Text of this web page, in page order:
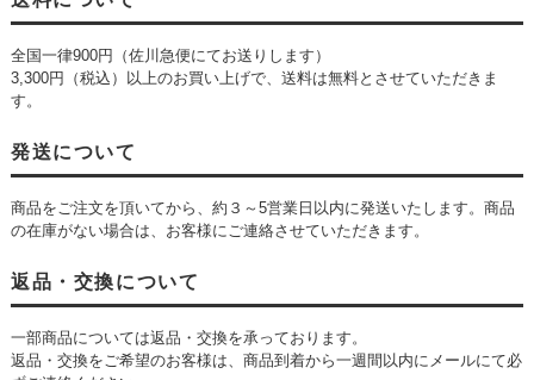
全国一律900円（佐川急便にてお送りします）
3,300円（税込）以上のお買い上げで、送料は無料とさせていただきま
す。
発送について
商品をご注文を頂いてから、約３～5営業日以内に発送いたします。商品
の在庫がない場合は、お客様にご連絡させていただきます。
返品・交換について
一部商品については返品・交換を承っております。
返品・交換をご希望のお客様は、商品到着から一週間以内にメールにて必